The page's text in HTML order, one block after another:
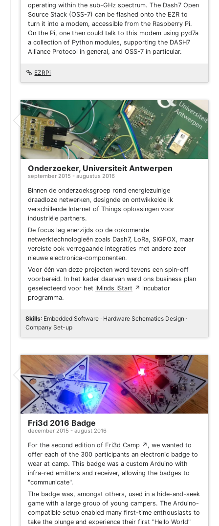
operating within the sub-GHz spectrum. The Dash7 Open
Source Stack (OSS-7) can be flashed onto the EZR to
turn it into a modem, accessible from the Raspberry Pi.
On the Pi, one then could talk to this modem using pyd7a
a collection of Python modules, supporting the DASH7
Alliance Protocol in general, and OSS-7 in particular.
EZRPi
Onderzoeker, Universiteit Antwerpen
september 2015 - augustus 2016
Binnen de onderzoeksgroep rond energiezuinige
draadloze netwerken, designde en ontwikkelde ik
verschillende Internet of Things oplossingen voor
industriële partners.
De focus lag enerzijds op de opkomende
netwerktechnologieën zoals Dash7, LoRa, SIGFOX, maar
vereiste ook verregaande integraties met andere zeer
nieuwe electronica-componenten.
Voor één van deze projecten werd tevens een spin-off
voorbereid. In het kader daarvan werd ons business plan
geselecteerd voor het iMinds iStart ↗ incubator
programma.
Skills: Embedded Software · Hardware Schematics Design ·
Company Set-up
Project
Fri3d 2016 Badge
december 2015 - august 2016
For the second edition of Fri3d Camp ↗ , we wanted to
offer each of the 300 participants an electronic badge to
wear at camp. This badge was a custom Arduino with
infra-red emitters and receiver, allowing the badges to
"communicate".
The badge was, amongst others, used in a hide-and-seek
game with a large group of young campers. The Arduino-
compatible setup enabled many first-time enthousiasts to
take the plunge and experience their first "Hello World"